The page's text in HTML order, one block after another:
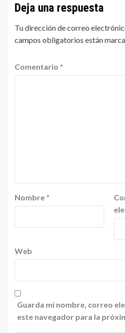
Deja una respuesta
Tu dirección de correo
campos obligatorios están
Comentario *
Nombre *
Web
Guarda mi nombre, correo
este navegador para la